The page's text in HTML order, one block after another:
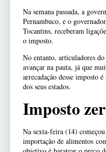
Na semana passada, a
Pernambuco, e o
Tocantins, receberam
o imposto.
No entanto, articuladores
avançar na pauta, já que
arrecadação desse imposto
dos seus estados.
Imposto
Na sexta-feira (14)
importação de alimentos